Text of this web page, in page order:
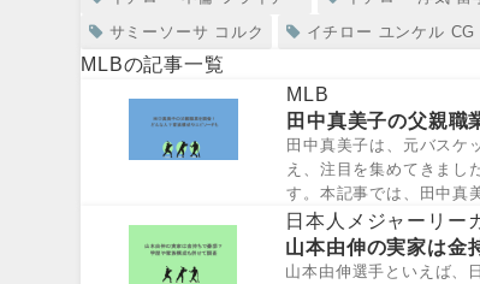
サミーソーサ コルク
イチロー ユンケル CG
MLBの記事一覧
MLB
田中真美子の父親職
田中真美子は、元バスケ
え、注目を集めてきまし
す。本記事では、田中真
平選手の奥さ...
日本人メジャーリー
山本由伸の実家は金
山本由伸選手といえば、